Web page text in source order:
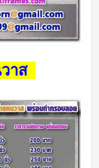
าส